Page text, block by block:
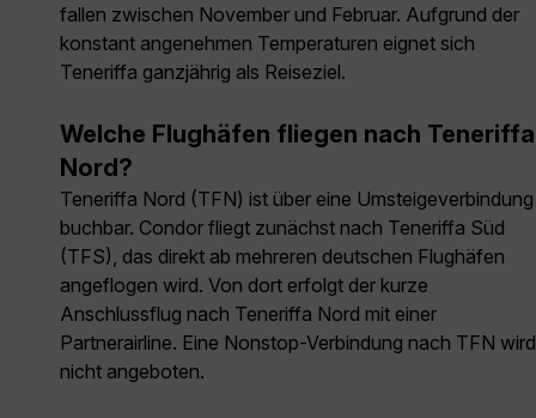
fallen zwischen November und Februar. Aufgrund der
konstant angenehmen Temperaturen eignet sich
Teneriffa ganzjährig als Reiseziel.
Welche Flughäfen fliegen nach Teneriffa
Nord?
Teneriffa Nord (TFN) ist über eine Umsteigeverbindung
buchbar. Condor fliegt zunächst nach Teneriffa Süd
(TFS), das direkt ab mehreren deutschen Flughäfen
angeflogen wird. Von dort erfolgt der kurze
Anschlussflug nach Teneriffa Nord mit einer
Partnerairline. Eine Nonstop-Verbindung nach TFN wird
nicht angeboten.